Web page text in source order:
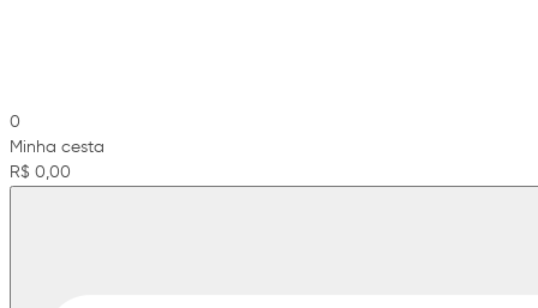
0
Minha cesta
R$ 0,00